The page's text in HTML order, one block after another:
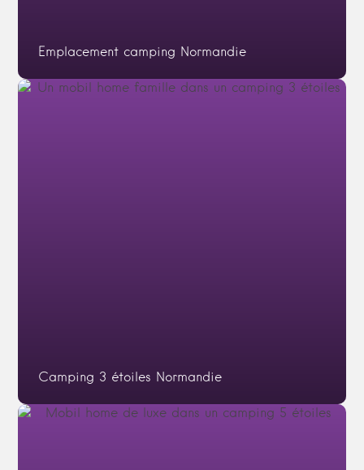
Emplacement camping Normandie
Camping 3 étoiles Normandie